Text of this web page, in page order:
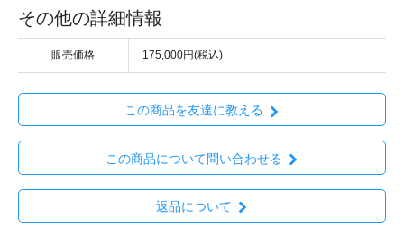
その他の詳細情報
販売価格 175,000円(税込)
この商品を友達に教える
この商品について問い合わせる
返品について